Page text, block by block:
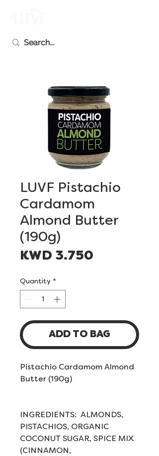
LUVF Pistachio
Cardamom
Almond Butter
(190g)
KWD 3.750
Quantity *
ADD TO BAG
Pistachio Cardamom Almond
Butter (190g)
INGREDIENTS: ALMONDS,
PISTACHIOS, ORGANIC
COCONUT SUGAR, SPICE MIX
(CINNAMON,